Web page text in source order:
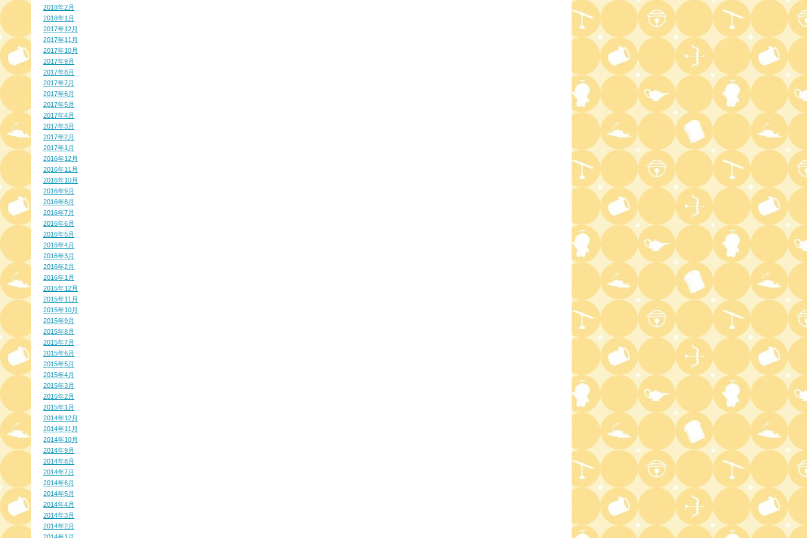
2018年2月
2018年1月
2017年12月
2017年11月
2017年10月
2017年9月
2017年8月
2017年7月
2017年6月
2017年5月
2017年4月
2017年3月
2017年2月
2017年1月
2016年12月
2016年11月
2016年10月
2016年9月
2016年8月
2016年7月
2016年6月
2016年5月
2016年4月
2016年3月
2016年2月
2016年1月
2015年12月
2015年11月
2015年10月
2015年9月
2015年8月
2015年7月
2015年6月
2015年5月
2015年4月
2015年3月
2015年2月
2015年1月
2014年12月
2014年11月
2014年10月
2014年9月
2014年8月
2014年7月
2014年6月
2014年5月
2014年4月
2014年3月
2014年2月